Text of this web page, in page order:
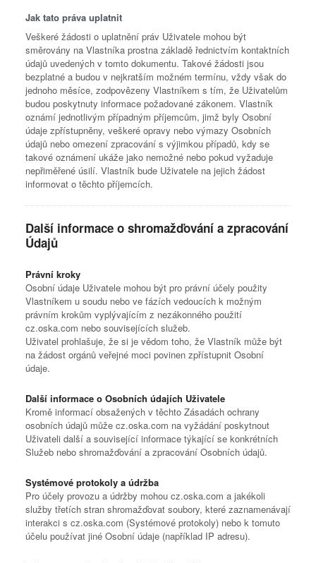
Jak tato práva uplatnit
Veškeré žádosti o uplatnění práv Uživatele mohou být
směrovány na Vlastníka prostna základě řednictvím kontaktních
údajů uvedených v tomto dokumentu. Takové žádosti jsou
bezplatné a budou v nejkratším možném termínu, vždy však do
jednoho měsíce, zodpovězeny Vlastníkem s tím, že Uživatelům
budou poskytnuty informace požadované zákonem. Vlastník
oznámí jednotlivým případným příjemcům, jimž byly Osobní
údaje zpřístupněny, veškeré opravy nebo výmazy Osobních
údajů nebo omezení zpracování s výjimkou případů, kdy se
takové oznámení ukáže jako nemožné nebo pokud vyžaduje
nepřiměřené úsilí. Vlastník bude Uživatele na jejich žádost
informovat o těchto příjemcích.
Další informace o shromažďování a zpracování
Údajů
Právní kroky
Osobní údaje Uživatele mohou být pro právní účely použity
Vlastníkem u soudu nebo ve fázích vedoucích k možným
právním krokům vyplývajícím z nezákonného použití
cz.oska.com nebo souvisejících služeb.
Uživatel prohlašuje, že si je vědom toho, že Vlastník může být
na žádost orgánů veřejné moci povinen zpřístupnit Osobní
údaje.
Další informace o Osobních údajích Uživatele
Kromě informací obsažených v těchto Zásadách ochrany
osobních údajů může cz.oska.com na vyžádání poskytnout
Uživateli další a související informace týkající se konkrétních
Služeb nebo shromažďování a zpracování Osobních údajů.
Systémové protokoly a údržba
Pro účely provozu a údržby mohou cz.oska.com a jakékoli
služby třetích stran shromažďovat soubory, které zaznamenávají
interakci s cz.oska.com (Systémové protokoly) nebo k tomuto
účelu používat jiné Osobní údaje (například IP adresu).